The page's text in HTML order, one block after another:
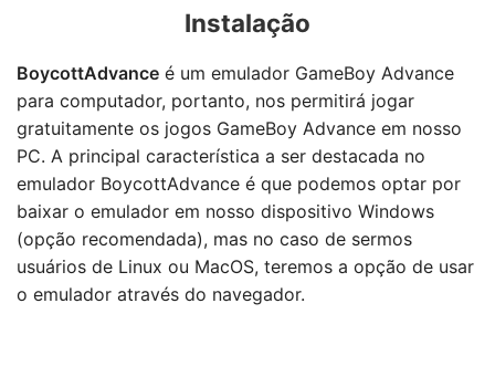
Instalação
BoycottAdvance é um emulador GameBoy Advance
para computador, portanto, nos permitirá jogar
gratuitamente os jogos GameBoy Advance em nosso
PC. A principal característica a ser destacada no
emulador BoycottAdvance é que podemos optar por
baixar o emulador em nosso dispositivo Windows
(opção recomendada), mas no caso de sermos
usuários de Linux ou MacOS, teremos a opção de usar
o emulador através do navegador.